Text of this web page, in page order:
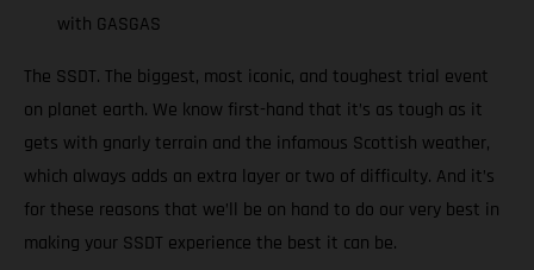
with GASGAS
The SSDT. The biggest, most iconic, and toughest trial event
on planet earth. We know first-hand that it’s as tough as it
gets with gnarly terrain and the infamous Scottish weather,
which always adds an extra layer or two of difficulty. And it’s
for these reasons that we’ll be on hand to do our very best in
making your SSDT experience the best it can be.